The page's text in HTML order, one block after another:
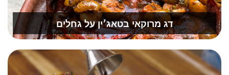
דג מרוקאי בטאג׳ין על גחלים